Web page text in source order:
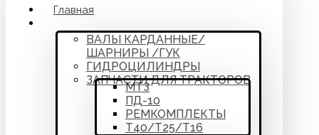
Главная
ВАЛЫ КАРДАННЫЕ/
ШАРНИРЫ /ГУК
ГИДРОЦИЛИНДРЫ
ЗАПЧАСТИ ДЛЯ ТРАКТОРОВ
МТЗ
ПД-10
РЕМКОМПЛЕКТЫ
Т40/Т25/Т16